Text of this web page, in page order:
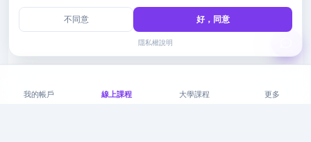
我的帳戶 線上課程 大學課程 更多
不同意 好，同意
隱私權說明